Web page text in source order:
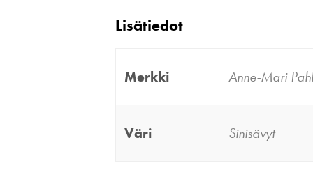
Lisätiedot
Merkki Anne-Mari
Väri Sinisävyt